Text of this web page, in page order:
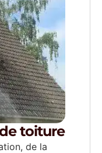
toiture
de la